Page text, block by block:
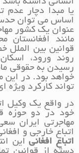
انسانی داشته
یا مبدا دچار
اساس می توان
عنوان یک کشور
مانند
قوانین بین
روند ورود،
رسیدن به حقوقی
خواهد بود. در
تواند کارکرد ویژه
در واقع یک وکیل
خود در دو حوزه
مهاجرتی ایران
اتباع خارجی و
اتباع افغانیاین